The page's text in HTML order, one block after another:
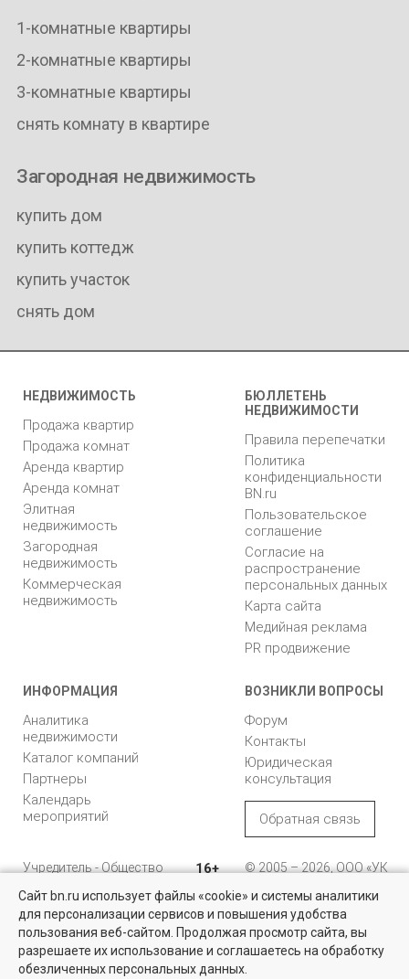
Квартиры на вторичном рынке
Более 10 тысяч квартир в Санкт-Петербурге и области от
собственников и агентств недвижимости
1-комнатные квартиры
2-комнатные квартиры
3-комнатные квартиры
снять комнату в квартире
Загородная недвижимость
купить дом
купить коттедж
купить участок
снять дом
НЕДВИЖИМОСТЬ
Продажа квартир
Продажа комнат
Аренда квартир
Аренда комнат
Элитная
недвижимость
Загородная
недвижимость
Коммерческая
недвижимость
БЮЛЛЕТЕНЬ
НЕДВИЖИМОСТИ
Правила перепечатки
Политика
конфиденциальности
BN.ru
Пользовательское
соглашение
Согласие на
распространение
персональных данных
Карта сайта
Медийная реклама
PR продвижение
ИНФОРМАЦИЯ
Аналитика
недвижимости
Каталог компаний
Партнеры
Календарь
мероприятий
ВОЗНИКЛИ ВОПРОСЫ
Форум
Контакты
Юридическая
консультация
Обратная связь
Учредитель - Общество
ответственностью
"Управляющая
компания "Бюллетень
недвижимости"
16+
© 2005 – 2026, ООО «УК
196105, Санкт-
Петербург, пр. Юрия
Гагарина, 1
Сайт bn.ru использует файлы «cookie» и системы аналитики
для персонализации сервисов и повышения удобства
пользования веб-сайтом. Продолжая просмотр сайта, вы
разрешаете их использование и соглашаетесь на обработку
обезличенных персональных данных.